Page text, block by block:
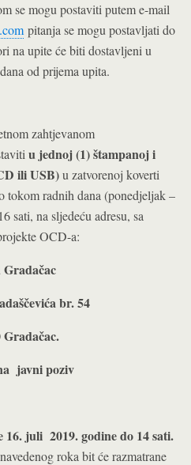
se mogu postaviti putem e-mail
pitanja se mogu postavljati do
na upite će biti dostavljeni u
od prijema upita.
zahtjevanom
u jednoj (1) štampanoj i
ili USB)u zatvorenoj koverti
tokom radnih dana (ponedjeljak –
sati, na sljedeću adresu, sa
OCD-a:
br. 54
Gradačac.
javni poziv
juli 2019. godine do 14 sati.
roka bit će razmatrane